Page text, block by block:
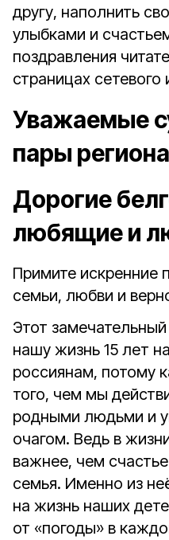
другу, наполнить
улыбками и
поздравления
страницах сетевого
Уважаемые
пары
Дорогие
любящие и
Примите искренние
семьи, любви и
Этот
нашу жизнь 15 лет
россиянам, потому
того, чем мы
родными людьми и
очагом. Ведь в
важнее, чем
семья. Именно из
на жизнь наших
от «погоды» в